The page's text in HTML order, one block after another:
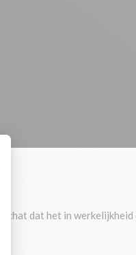
dat het in werkelijkheid
uw opties